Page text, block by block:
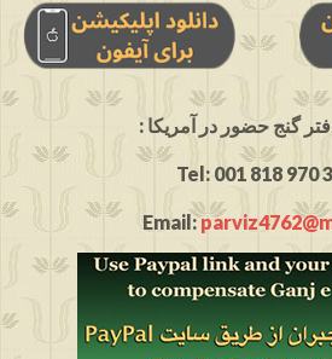
گنج حضور در آمریکا
Tel: 001 818 970
Email: